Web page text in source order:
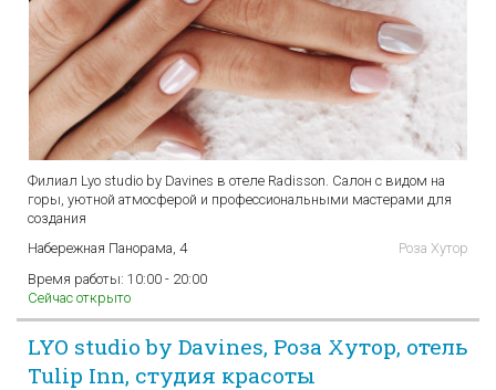
Филиал Lyo studio by Davines в отеле Radisson. Салон с видом на
горы, уютной атмосферой и профессиональными мастерами для
создания
Набережная Панорама, 4
Роза Хутор
Время работы: 10:00 - 20:00
Сейчас открыто
LYO studio by Davines, Роза Хутор, отель
Tulip Inn, cтудия красоты